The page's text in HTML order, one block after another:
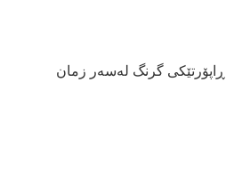
ڕاپۆرتێكی گرنگ لەسەر زمان